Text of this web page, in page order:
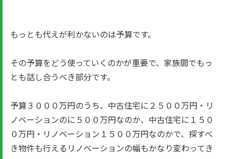
もっとも代えが利かないのは予算です。
その予算をどう使っていくのかが重要で、家族間でもっ
とも話し合うべき部分です。
予算３０００万円のうち、中古住宅に２５００万円・リ
ノベーションのに５００万円なのか、中古住宅に１５０
０万円・リノベーション１５００万円なのかで、探すべ
き物件も行えるリノベーションの幅もかなり変わってき